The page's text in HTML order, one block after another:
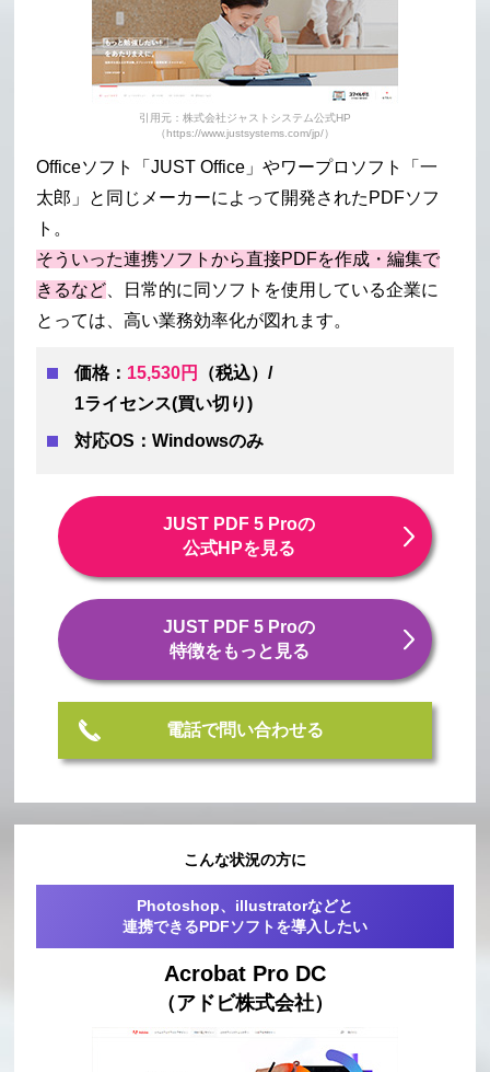
引用元：株式会社ジャストシステム公式HP
（https://www.justsystems.com/jp/）
Officeソフト「JUST Office」やワープロソフト「一
太郎」と同じメーカーによって開発されたPDFソフ
ト。
そういった連携ソフトから直接PDFを作成・編集で
きるなど 、日常的に同ソフトを使用している企業に
とっては、高い業務効率化が図れます。
価格： 15,530円
（税込）/
1ライセンス(買い切り)
対応OS：Windowsのみ
JUST PDF 5 Proの
公式HPを見る
JUST PDF 5 Proの
特徴をもっと見る
電話で問い合わせる
こんな状況の方に
Photoshop、illustratorなどと
連携できるPDFソフトを導入したい
Acrobat Pro DC
（アドビ株式会社）